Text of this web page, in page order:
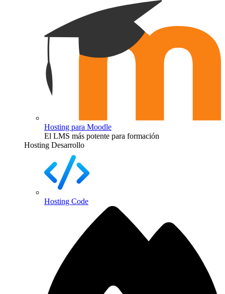
Hosting para Moodle
El LMS más potente para formación
Hosting Desarrollo
Hosting Code